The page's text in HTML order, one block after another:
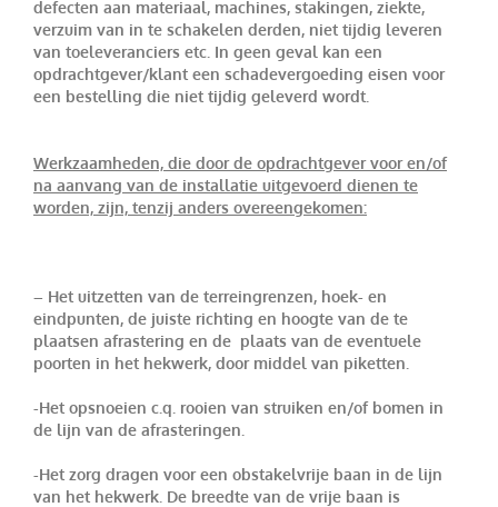
defecten aan materiaal, machines, stakingen, ziekte,
verzuim van in te schakelen derden, niet tijdig leveren
van toeleveranciers etc. In geen geval kan een
opdrachtgever/klant een schadevergoeding eisen voor
een bestelling die niet tijdig geleverd wordt.
Werkzaamheden, die door de opdrachtgever voor en/of
na aanvang van de installatie uitgevoerd dienen te
worden, zijn, tenzij anders overeengekomen:
– Het uitzetten van de terreingrenzen, hoek- en
eindpunten, de juiste richting en hoogte van de te
plaatsen afrastering en de plaats van de eventuele
poorten in het hekwerk, door middel van piketten.
-Het opsnoeien c.q. rooien van struiken en/of bomen in
de lijn van de afrasteringen.
-Het zorg dragen voor een obstakelvrije baan in de lijn
van het hekwerk. De breedte van de vrije baan is